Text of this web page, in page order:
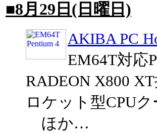
■8月29日(日曜日)
AKIBA PC
EM64T対応
RADEON X800
ロケット型CPU
ほか…